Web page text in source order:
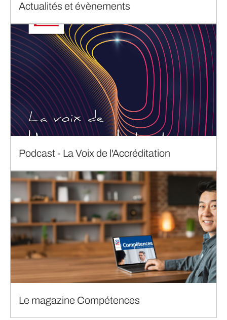
Actualités et évènements
Podcast - La Voix de l'Accréditation
Le magazine Compétences